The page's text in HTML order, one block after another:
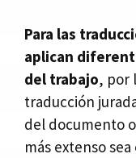
Para las
aplican
del trabajo, por
traducción
del documento
más extenso